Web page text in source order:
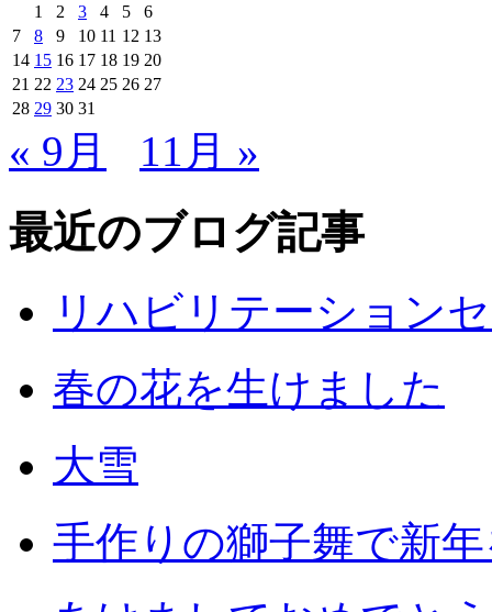
1
2 3 4 5
6
7
8 9 10 11 12 13
14 15 16 17 18 19 20
21 22 23 24 25 26 27
28 29 30 31
« 9月 11月 »
最近のブログ記事
リハビリテーション
春の花を生けました
大雪
手作りの獅子舞で新